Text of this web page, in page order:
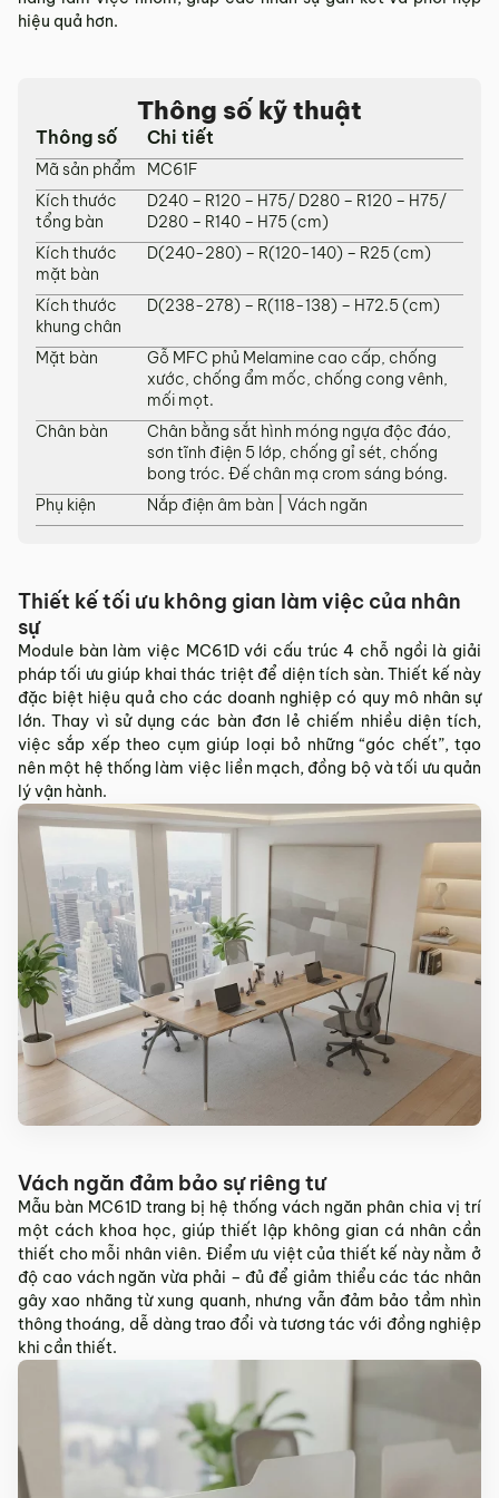
hiệu quả hơn.
Thông số kỹ thuật
Thông số Chi tiết
Mã sản phẩm
MC61F
Kích thước
tổng bàn
D240 – R120 – H75/ D280 – R120 – H75/
D280 – R140 – H75 (cm)
Kích thước
mặt bàn
D(240-280) – R(120-140) – R25 (cm)
Kích thước
khung chân
D(238-278) – R(118-138) – H72.5 (cm)
Mặt bàn
Gỗ MFC phủ Melamine cao cấp, chống
xước, chống ẩm mốc, chống cong vênh,
mối mọt.
Chân bàn
Chân bằng sắt hình móng ngựa độc đáo,
sơn tĩnh điện 5 lớp, chống gỉ sét, chống
bong tróc. Đế chân mạ crom sáng bóng.
Phụ kiện
Nắp điện âm bàn | Vách ngăn
Thiết kế tối ưu không gian làm việc của nhân
sự
Module bàn làm việc MC61D với cấu trúc 4 chỗ ngồi là giải
pháp tối ưu giúp khai thác triệt để diện tích sàn. Thiết kế này
đặc biệt hiệu quả cho các doanh nghiệp có quy mô nhân sự
lớn. Thay vì sử dụng các bàn đơn lẻ chiếm nhiều diện tích,
việc sắp xếp theo cụm giúp loại bỏ những “góc chết”, tạo
nên một hệ thống làm việc liền mạch, đồng bộ và tối ưu quản
lý vận hành.
Vách ngăn đảm bảo sự riêng tư
Mẫu bàn MC61D trang bị hệ thống vách ngăn phân chia vị trí
một cách khoa học, giúp thiết lập không gian cá nhân cần
thiết cho mỗi nhân viên. Điểm ưu việt của thiết kế này nằm ở
độ cao vách ngăn vừa phải – đủ để giảm thiểu các tác nhân
gây xao nhãng từ xung quanh, nhưng vẫn đảm bảo tầm nhìn
thông thoáng, dễ dàng trao đổi và tương tác với đồng nghiệp
khi cần thiết.
tỉnh/thành phố khác
hàng theo từng khu vực.
Phí giao hàng sẽ được MyChair thông báo và xác nhận với
khách hàng trước khi tiến hành thanh toán đơn hàng và
giao hàng.
Trong quá trình vận chuyển quý khách có bất kỳ thắc mắc,
phát sinh hoặc góp ý nào vui lòng liên hệ Hotline0942 902
468để nhận được sự hỗ trợ nhanh nhất.
4. Chính sách Đổi trả, Hoàn tiền
Thời hạn:Quý khách có thể đổi/trả sản phẩm trong vòng 3
ngày kể từ ngày nhận hàng.
4.1. Các trường hợp được đổi trả sản phẩm
Sản phẩm bị lỗi do nhà sản xuất.
Giao sai sản phẩm, sai mẫu mã so với đơn hàng.
Sản phẩm hư hỏng trong quá trình vận chuyển (rách, xước,
dụng, còn nguyên chứng từ mua hàng do MyChair cung
cấp có chữ ký của bên bán và bên mua.
* Trường hợp khách hàng đổi trả sản phẩm mà chúng tôi
không còn sản phẩm thay thế, khách hàng không chọn được
mẫu sản phẩm khác ưng ý thì Quý khách sẽ được hoàn tiền
đúng với số tiền đã mua sản phẩm hoặc Quý khách tiến hành
đặt hàng sản xuất theo yêu cầu.
4.2. Các trường hợp không được đổi trả sản
phẩm
Sản phẩm đã qua sử dụng, sản phẩm có dấu hiệu chỉnh sửa
hoặc tự ý sửa chữa mà không có sự đồng ý của nhà sản
xuất.
Sản phẩm sau khi đã được giao hàng, nhận hàng, Quý
khách kiểm tra hàng không có bất kỳ lỗi sản phẩm nào và
đã ký vào biên bản nghiệm thu.
Sản phẩm mới đã quá thời gian 3 ngày kể từ ngày nhận
hàng.
Mọi thông tin cần hỗ trợ và giải đáp vui lòng liên hệ MyChair
Hotline:0942 902 468(Call, Zalo)